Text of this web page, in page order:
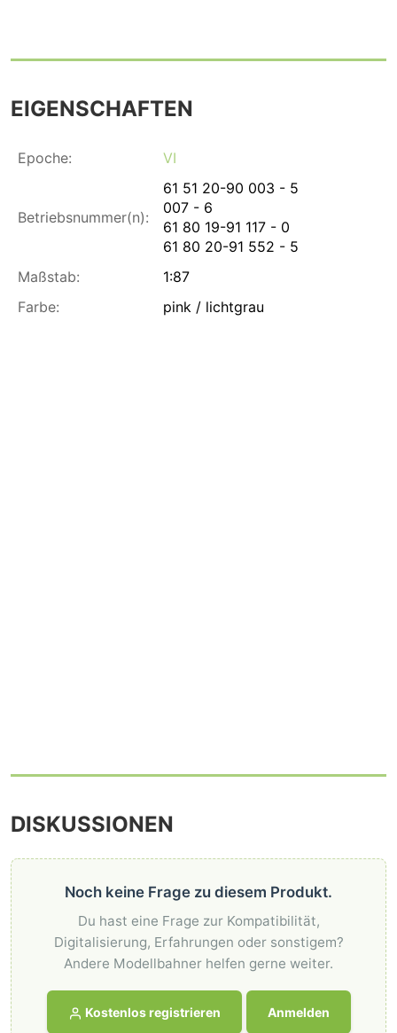
EIGENSCHAFTEN
Epoche: VI
Betriebsnummer(n):
61 51 20-90 003 - 5
007 - 6
61 80 19-91 117 - 0
61 80 20-91 552 - 5
Maßstab:
1:87
Farbe:
pink / lichtgrau
DISKUSSIONEN
Noch keine Frage zu diesem Produkt.
Du hast eine Frage zur Kompatibilität,
Digitalisierung, Erfahrungen oder sonstigem?
Andere Modellbahner helfen gerne weiter.
Kostenlos registrieren Anmelden